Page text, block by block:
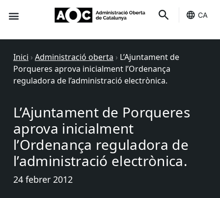
CA
Inici › Administració oberta › L’Ajuntament de
Porqueres aprova inicialment l’Ordenança
reguladora de l’administració electrònica.
L’Ajuntament de Porqueres
aprova inicialment
l’Ordenança reguladora de
l’administració electrònica.
24 febrer 2012